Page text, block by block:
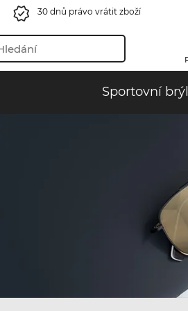
30 dnů právo vrátit zboží
Sportovní